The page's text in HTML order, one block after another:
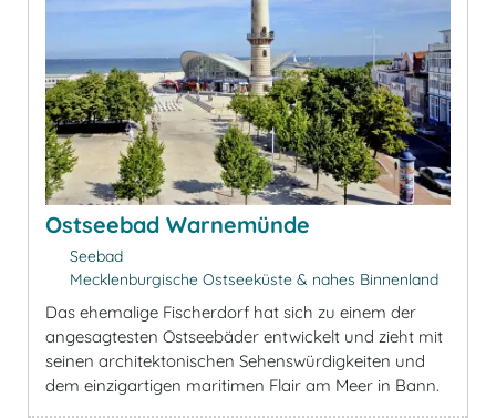
Ostseebad Warnemünde
Seebad
Mecklenburgische Ostseeküste & nahes Binnenland
Das ehemalige Fischerdorf hat sich zu einem der
angesagtesten Ostseebäder entwickelt und zieht mit
seinen architektonischen Sehenswürdigkeiten und
dem einzigartigen maritimen Flair am Meer in Bann.